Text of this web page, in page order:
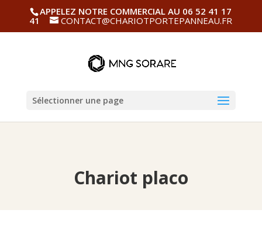
APPELEZ NOTRE COMMERCIAL AU 06 52 41 17
41
CONTACT@CHARIOTPORTEPANNEAU.FR
Sélectionner une page
Chariot placo